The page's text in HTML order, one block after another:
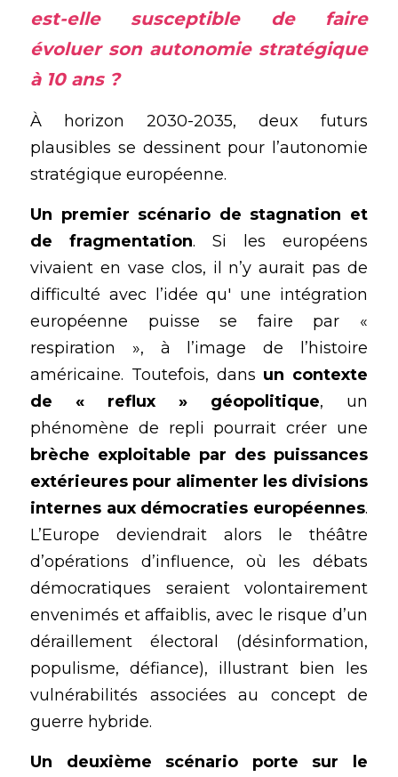
est-elle susceptible de faire
évoluer son autonomie stratégique
à 10 ans ?
À horizon 2030-2035, deux futurs
plausibles se dessinent pour l’autonomie
stratégique européenne.
Un premier scénario de stagnation et
de fragmentation. Si les européens
vivaient en vase clos, il n’y aurait pas de
difficulté avec l’idée qu' une intégration
européenne puisse se faire par «
respiration », à l’image de l’histoire
américaine. Toutefois, dans un contexte
de « reflux » géopolitique, un
phénomène de repli pourrait créer une
brèche exploitable par des puissances
extérieures pour alimenter les divisions
internes aux démocraties européennes.
L’Europe deviendrait alors le théâtre
d’opérations d’influence, où les débats
démocratiques seraient volontairement
envenimés et affaiblis, avec le risque d’un
déraillement électoral (désinformation,
populisme, défiance), illustrant bien les
vulnérabilités associées au concept de
guerre hybride.
Un deuxième scénario porte sur le